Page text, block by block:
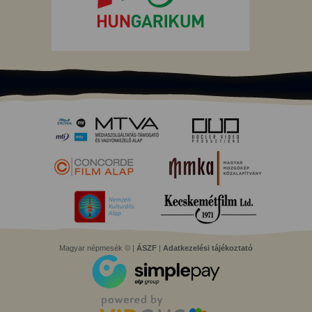
Magyar népmesék © | ÁSZF | Adatkezelési tájékoztató